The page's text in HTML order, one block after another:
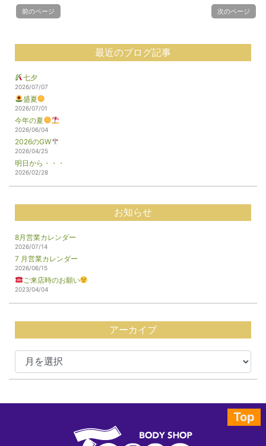
前のページ 次のページ
最近のブログ記事
七夕
2026/07/07
盛夏
2026/07/01
今年の夏
2026/06/04
2026のGW
2026/04/25
明日から・・・
2026/02/28
お知らせ
8月営業カレンダー
2026/07/14
7 月営業カレンダー
2026/06/15
ご来店時のお願い
2023/04/04
アーカイブ
Top